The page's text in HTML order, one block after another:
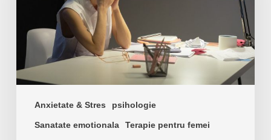
Anxietate & Stres psihologie
Sanatate emotionala Terapie pentru femei